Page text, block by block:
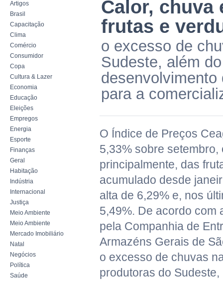
Artigos
Brasil
Capacitação
Clima
Comércio
Consumidor
Copa
Cultura & Lazer
Economia
Educação
Eleições
Empregos
Energia
Esporte
Finanças
Geral
Habitação
Indústria
Internacional
Justiça
Meio Ambiente
Meio Ambiente
Mercado Imobiliário
Natal
Negócios
Política
Saúde
Calor, chuva
frutas e
o excesso de
Sudeste, além
para a
O Índice de Preços
5,33% sobre setembro,
principalmente, das
acumulado desde
alta de 6,29% e, nos
5,49%. De acordo com
pela Companhia de
Armazéns Gerais de
o excesso de chuvas
produtoras do